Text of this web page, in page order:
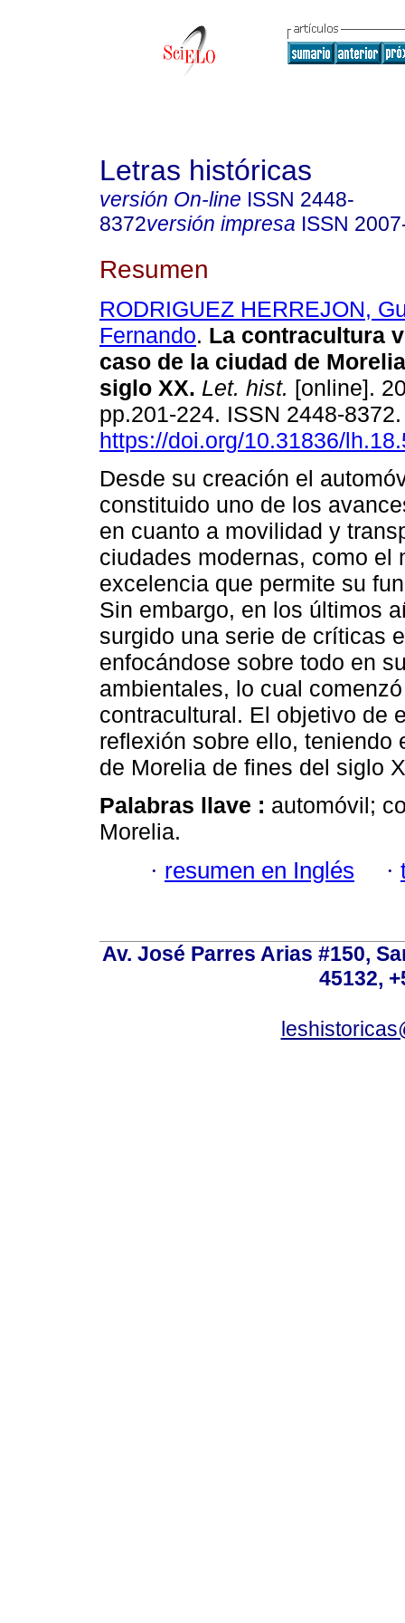
Letras históricas
versión On-line ISSN 2448-
8372versión impresa ISSN
Resumen
RODRIGUEZ HERREJON,
Fernando. La contracultura
caso de la ciudad de
siglo XX. Let. hist. [online].
pp.201-224. ISSN 2448-
https://doi.org/10.31836/
Desde su creación el
constituido uno de los
en cuanto a movilidad y
ciudades modernas, como el
excelencia que permite su
Sin embargo, en los últimos
surgido una serie de críticas
enfocándose sobre todo en
ambientales, lo cual
contracultural. El objetivo de
reflexión sobre ello, teniendo
de Morelia de fines del siglo
Palabras llave : automóvil;
Morelia.
· resumen en Inglés ·
Av. José Parres Arias #150,
45132,